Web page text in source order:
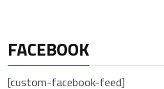
FACEBOOK
[custom-facebook-feed]